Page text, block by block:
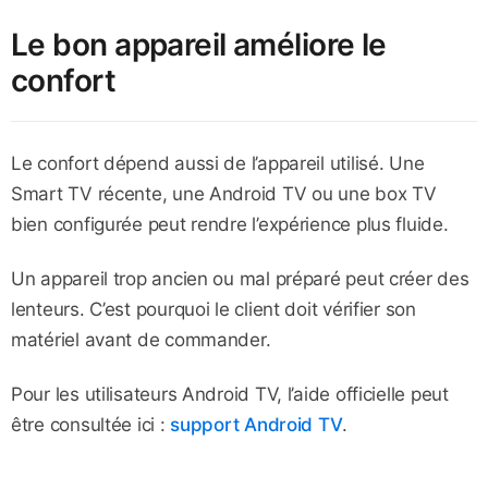
Le bon appareil améliore le
confort
Le confort dépend aussi de l’appareil utilisé. Une
Smart TV récente, une Android TV ou une box TV
bien configurée peut rendre l’expérience plus fluide.
Un appareil trop ancien ou mal préparé peut créer des
lenteurs. C’est pourquoi le client doit vérifier son
matériel avant de commander.
Pour les utilisateurs Android TV, l’aide officielle peut
être consultée ici : support Android TV.